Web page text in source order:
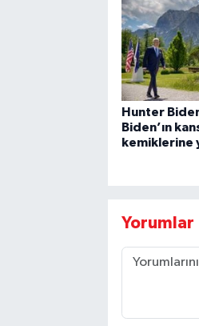
Hunter
Biden’ın
kemiklerine
Yorumlar